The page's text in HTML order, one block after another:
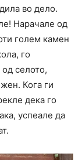
во дело.
Нарачале од
голем камен
го
селото,
Кога ги
дека го
успеале да